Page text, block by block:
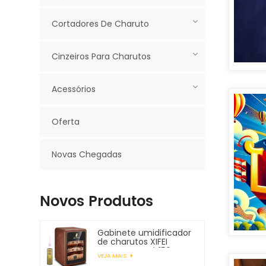
Cortadores De Charuto
Cinzeiros Para Charutos
Acessórios
Oferta
Novas Chegadas
Novos Produtos
Gabinete umidificador
de charutos XIFEI
comporta até 150
charutos
VEJA MAIS